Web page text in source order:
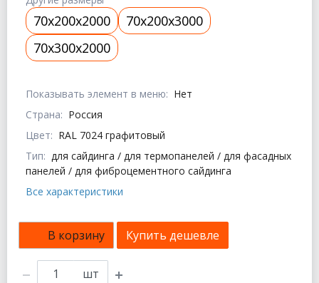
Показывать элемент в меню: Нет
Страна: Россия
Цвет: RAL 7024 графитовый
Тип: для сайдинга / для термопанелей / для фасадных
панелей / для фиброцементного сайдинга
Все характеристики
70x200x2000
70x200x3000
70x300x2000
В корзину Купить дешевле
шт